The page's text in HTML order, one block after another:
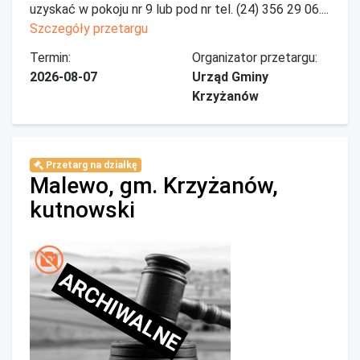
uzyskać w pokoju nr 9 lub pod nr tel. (24) 356 29 06....
Szczegóły przetargu
Termin:
2026-08-07
Organizator przetargu:
Urząd Gminy
Krzyżanów
Przetarg na działkę
Malewo, gm. Krzyżanów,
kutnowski
ARCHIWALNE